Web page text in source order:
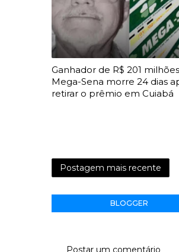
Ganhador de R$ 201
Mega-Sena morre 24 dias
retirar o prêmio em Cuiabá
Postagem mais recente
BLOGGER
Postar um comentário